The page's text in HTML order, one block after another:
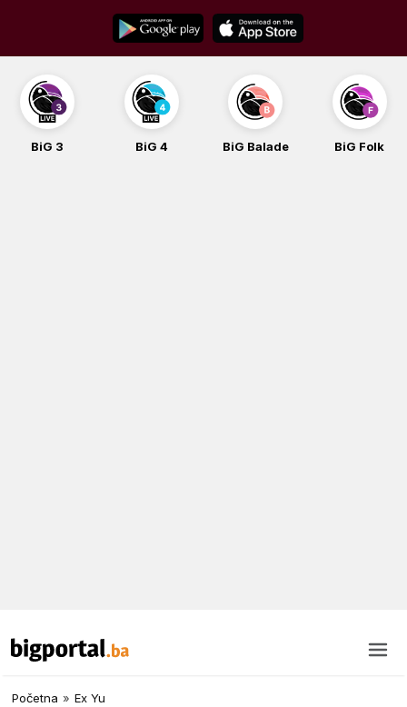
content
BiG 4 BiG Balade BiG Folk BiG iG
Početna » Ex Yu